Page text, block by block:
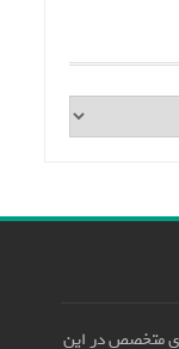
متخصص در این